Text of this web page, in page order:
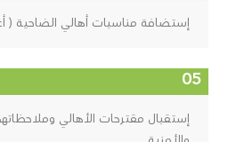
إستضافة مناسبات أهالي الضاحية (
إستقبال مقترحات الأهالي